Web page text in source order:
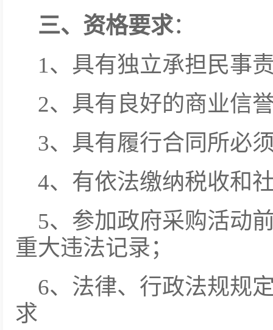
三、资格要求：
1、具有独立承担民事
2、具有良好的商业信
3、具有履行合同所必
4、有依法缴纳税收和
5、参加政府采购活动
重大违法记录；
6、法律、行政法规规
求